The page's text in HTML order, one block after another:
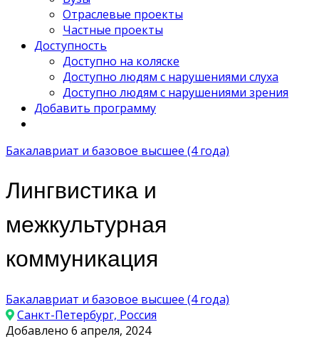
Отраслевые проекты
Частные проекты
Доступность
Доступно на коляске
Доступно людям с нарушениями слуха
Доступно людям с нарушениями зрения
Добавить программу
Бакалавриат и базовое высшее (4 года)
Лингвистика и
межкультурная
коммуникация
Бакалавриат и базовое высшее (4 года)
Санкт-Петербург, Россия
Добавлено 6 апреля, 2024